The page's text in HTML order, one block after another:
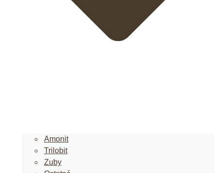
Amonit
Trilobit
Zuby